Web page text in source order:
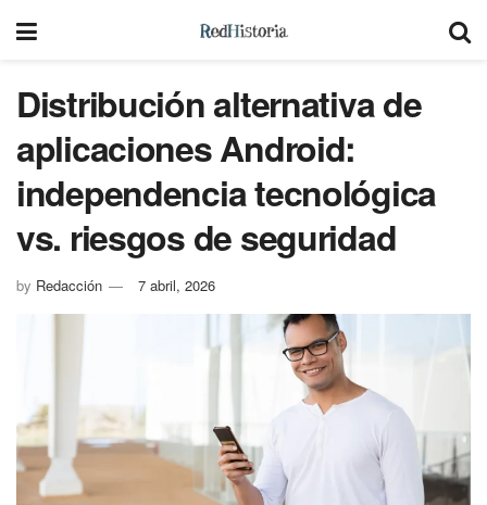
Distribución alternativa de
aplicaciones Android:
independencia tecnológica
vs. riesgos de seguridad
by Redacción 7 abril, 2026